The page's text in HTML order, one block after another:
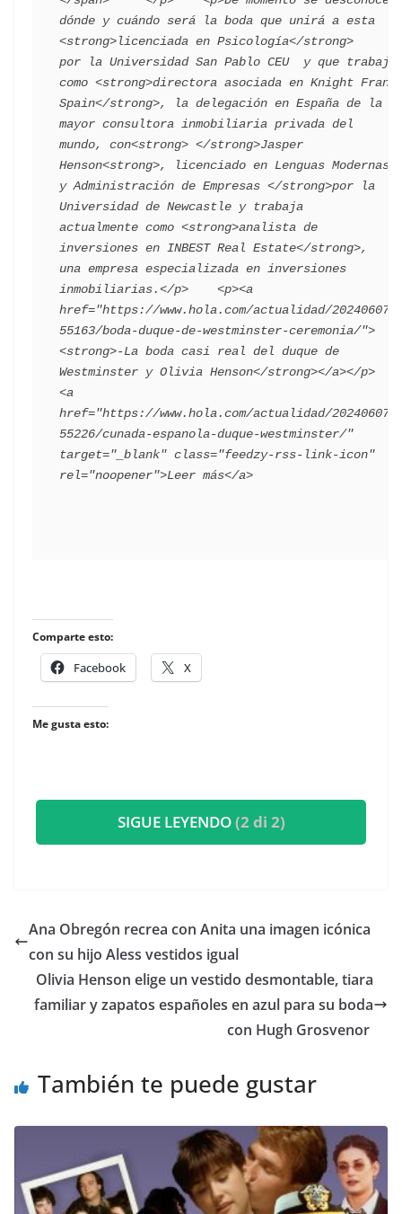
dónde y cuándo será la boda que unirá a esta
<strong>licenciada en Psicología</strong>
por la Universidad San Pablo CEU  y que trabaja
como <strong>directora asociada en Knight Frank
Spain</strong>, la delegación en España de la
mayor consultora inmobiliaria privada del
mundo, con<strong> </strong>Jasper
Henson<strong>, licenciado en Lenguas Modernas
y Administración de Empresas </strong>por la
Universidad de Newcastle y trabaja
actualmente como <strong>analista de
inversiones en INBEST Real Estate</strong>,
una empresa especializada en inversiones
inmobiliarias.</p>    <p><a
href="https://www.hola.com/actualidad/202406072
55163/boda-duque-de-westminster-ceremonia/">
<strong>-La boda casi real del duque de
Westminster y Olivia Henson</strong></a></p>   ​
<a
href="https://www.hola.com/actualidad/202406072
55226/cunada-espanola-duque-westminster/"
target="_blank" class="feedzy-rss-link-icon"
Comparte esto:
Facebook X
Me gusta esto:
SIGUE LEYENDO(2 di 2)
​Ana Obregón recrea con Anita una imagen icónica
con su hijo Aless vestidos igual
​Olivia Henson elige un vestido desmontable, tiara
familiar y zapatos españoles en azul para su boda
con Hugh Grosvenor
También te puede gustar